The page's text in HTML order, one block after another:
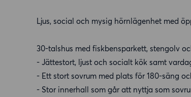
Ljus, social och mysig hörnlägenhet med
30-talshus med fiskbensparkett, stengolv
- Jättestort, ljust och socialt kök samt
- Ett stort sovrum med plats för 180-säng
- Stor innerhall som går att nyttja som